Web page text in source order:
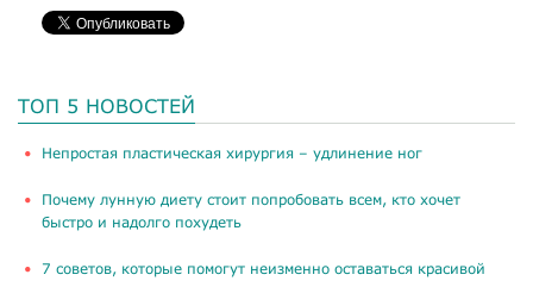
ТОП 5 НОВОСТЕЙ
​Непростая пластическая хирургия – удлинение ног
Почему лунную диету стоит попробовать всем, кто хочет
быстро и надолго похудеть
​7 советов, которые помогут неизменно оставаться красивой